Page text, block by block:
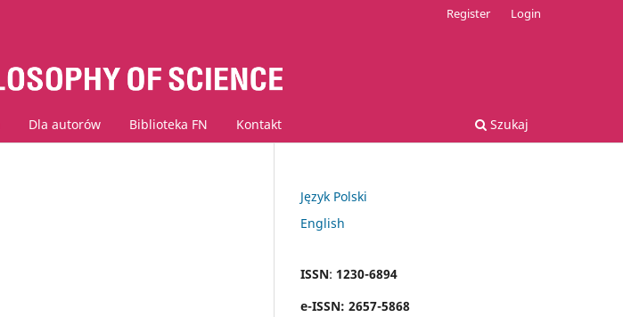
Dla autorów Biblioteka FN Kontakt Szukaj
Register Login
Język Polski
English
ISSN: 1230-6894
e-ISSN: 2657-5868